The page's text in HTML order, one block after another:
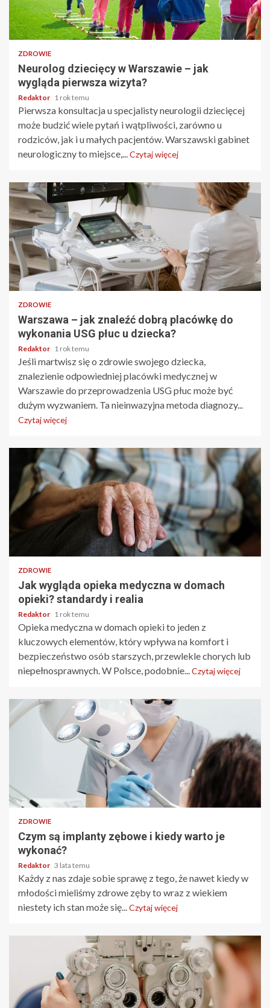
3 min odczytu
ZDROWIE
Neurolog dziecięcy w Warszawie – jak
wygląda pierwsza wizyta?
Redaktor 1 rok temu
Pierwsza konsultacja u specjalisty neurologii dziecięcej
może budzić wiele pytań i wątpliwości, zarówno u
rodziców, jak i u małych pacjentów. Warszawski gabinet
neurologiczny to miejsce,...Czytaj więcej
3 min odczytu
ZDROWIE
Warszawa – jak znaleźć dobrą placówkę do
wykonania USG płuc u dziecka?
Redaktor 1 rok temu
Jeśli martwisz się o zdrowie swojego dziecka,
znalezienie odpowiedniej placówki medycznej w
Warszawie do przeprowadzenia USG płuc może być
dużym wyzwaniem. Ta nieinwazyjna metoda diagnozy...
Czytaj więcej
ZDROWIE
Jak wygląda opieka medyczna w domach
opieki? standardy i realia
Redaktor 1 rok temu
Opieka medyczna w domach opieki to jeden z
kluczowych elementów, który wpływa na komfort i
bezpieczeństwo osób starszych, przewlekle chorych lub
niepełnosprawnych. W Polsce, podobnie...Czytaj więcej
ZDROWIE
Czym są implanty zębowe i kiedy warto je
wykonać?
Redaktor 3 lata temu
Każdy z nas zdaje sobie sprawę z tego, że nawet kiedy w
młodości mieliśmy zdrowe zęby to wraz z wiekiem
niestety ich stan może się...Czytaj więcej